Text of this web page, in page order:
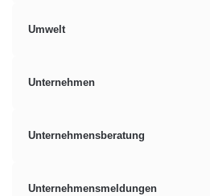
Umwelt
Unternehmen
Unternehmensberatung
Unternehmensmeldungen